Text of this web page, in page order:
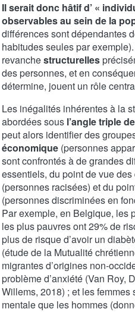
Il serait donc hâtif d’ «
observables au sein de la
différences sont dépendantes
habitudes seules par
revanchestructurelles
des personnes, et en
détermine, jouent un rôle
Les inégalités inhérentes à la
abordées sous l’angle triple
peut alors identifier des
économique(personnes
sont confrontés à de grandes
essentiels, du point de vue
(personnes racisées) et du
(personnes discriminées en
Par exemple, en Belgique, les
les plus pauvres ont 29% de
plus de risque d’avoir un
(étude de la Mutualité
migrantes d’origines non-
problème d’anxiété (Van Roy,
Willems, 2018) ; et les
mentale que les hommes